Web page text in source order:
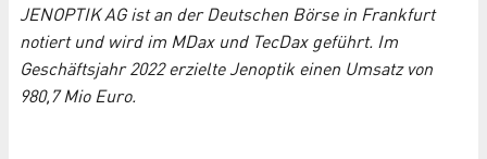
JENOPTIK AG ist an der Deutschen Börse in Frankfurt
notiert und wird im MDax und TecDax geführt. Im
Geschäftsjahr 2022 erzielte Jenoptik einen Umsatz von
980,7 Mio Euro.